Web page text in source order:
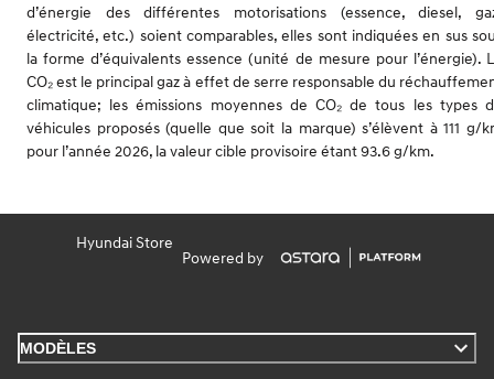
d’énergie des différentes motorisations (essence, diesel,
électricité, etc.) soient comparables, elles sont indiquées en sus
la forme d’équivalents essence (unité de mesure pour l’énergie).
CO₂ est le principal gaz à effet de serre responsable du
climatique; les émissions moyennes de CO₂ de tous les types
véhicules proposés (quelle que soit la marque) s’élèvent à 111 g/
pour l’année 2026, la valeur cible provisoire étant 93.6 g/km.
Hyundai Store
Powered by
MODÈLES